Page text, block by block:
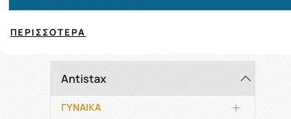
Antistax
ΓΥΝΑΙΚΑ
ΠΕΡΙΣΣΌΤΕΡΑ